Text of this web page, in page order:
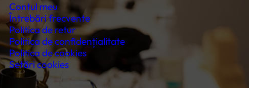
Contul meu
Întrebări frecvente
Politica de retur
Politica de confidențialitate
Politica de cookies
Setări cookies